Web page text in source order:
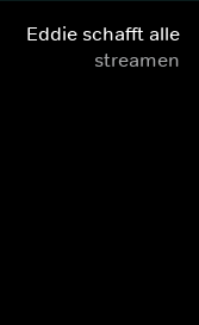
Eddie schafft alle
streamen